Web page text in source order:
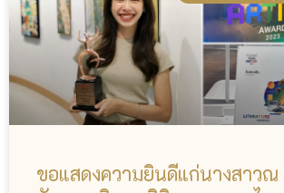
ขอแสดงความยินดีแก่นางสาวณ